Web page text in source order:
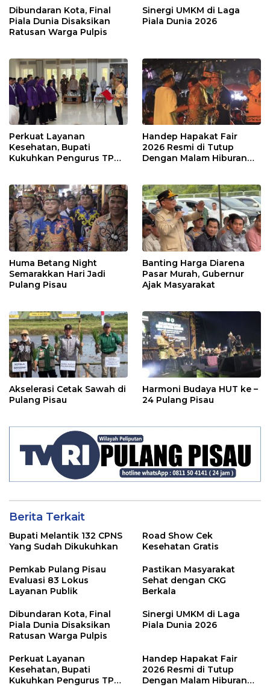
Dibundaran Kota, Final
Piala Dunia Disaksikan
Ratusan Warga Pulpis
Sinergi UMKM di Laga
Piala Dunia 2026
Perkuat Layanan
Kesehatan, Bupati
Kukuhkan Pengurus TP
Handep Hapakat Fair
2026 Resmi di Tutup
Dengan Malam Hiburan
Huma Betang Night
Semarakkan Hari Jadi
Pulang Pisau
Banting Harga Diarena
Pasar Murah, Gubernur
Ajak Masyarakat
Akselerasi Cetak Sawah di
Pulang Pisau
Harmoni Budaya HUT ke –
24 Pulang Pisau
Berita Terkait
Bupati Melantik 132 CPNS
Yang Sudah Dikukuhkan
Road Show Cek
Kesehatan Gratis
Pemkab Pulang Pisau
Evaluasi 83 Lokus
Layanan Publik
Pastikan Masyarakat
Sehat dengan CKG
Berkala
Dibundaran Kota, Final
Piala Dunia Disaksikan
Ratusan Warga Pulpis
Sinergi UMKM di Laga
Piala Dunia 2026
Perkuat Layanan
Kesehatan, Bupati
Kukuhkan Pengurus TP
Handep Hapakat Fair
2026 Resmi di Tutup
Dengan Malam Hiburan